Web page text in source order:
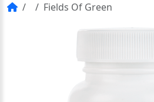
Fields Of Green